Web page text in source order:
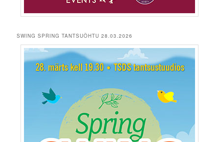
SWING SPRING TANTSUÕHTU 28.03.2026